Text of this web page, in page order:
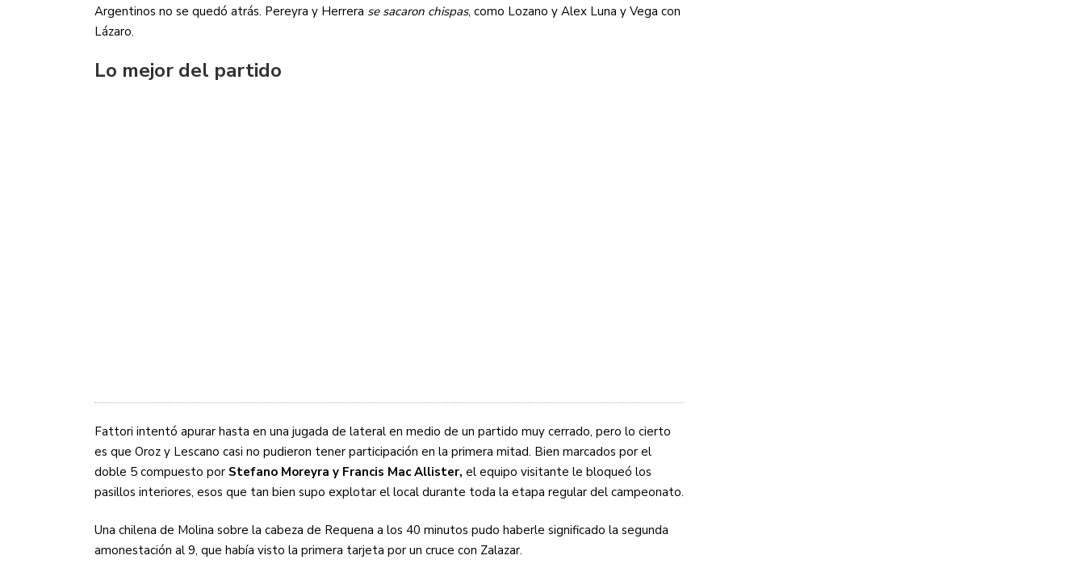
Argentinos no se quedó atrás. Pereyra y Herrera se sacaron chispas, como Lozano y Alex Luna y Vega con
Lázaro.
Lo mejor del partido
Fattori intentó apurar hasta en una jugada de lateral en medio de un partido muy cerrado, pero lo cierto
es que Oroz y Lescano casi no pudieron tener participación en la primera mitad. Bien marcados por el
doble 5 compuesto por Stefano Moreyra y Francis Mac Allister, el equipo visitante le bloqueó los
pasillos interiores, esos que tan bien supo explotar el local durante toda la etapa regular del campeonato.
Una chilena de Molina sobre la cabeza de Requena a los 40 minutos pudo haberle significado la segunda
amonestación al 9, que había visto la primera tarjeta por un cruce con Zalazar.